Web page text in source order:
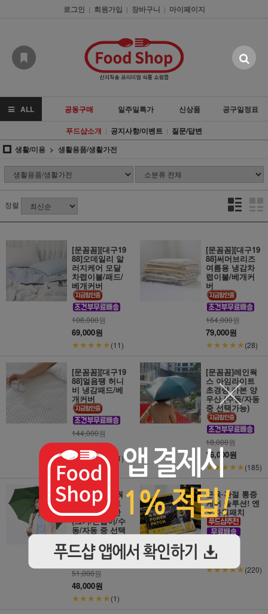
로그인 | 회원가입 | 장바구니 | 마이페이지
ALL 공동구매 일주일특가 신상품
공구일정표
푸드샵소개 | 공지사항/이벤트 | 질문/답변
생활/미용
생활용품/생활가전
정렬
[문꼼꼼][대구19
88]오데일리 알
러지케어 모달
차렵이불/패드/
베개커버
108,000원
69,000원
★★★★★(11)
[문꼼꼼][대구19
88]써머브리즈
여름용 냉감차
렵이불/베개커
버
164,000원
79,000원
★★★★★(28)
[문꼼꼼][대구19
88]얼음땡 허니
비 냉감패드/베
개커버
144,000원
79,000원
★★★★★ (21)
[문꼼꼼]레인웍
스 아임라이트
초경량 카본 양
우산 (수동/자동
중 선택가능)
18,000원
16,000원
★★★★★(185)
[문꼼꼼]레인웍
스 아임라이트
초경량 장우산
(크기/손잡이/수
동/자동 중 선택
51,000원
48,000원
★★★★★(1)
근육∙관절 통증
케어 솔루션! 엔
오파워패치
21,800
19,800원
★★★★★(220)